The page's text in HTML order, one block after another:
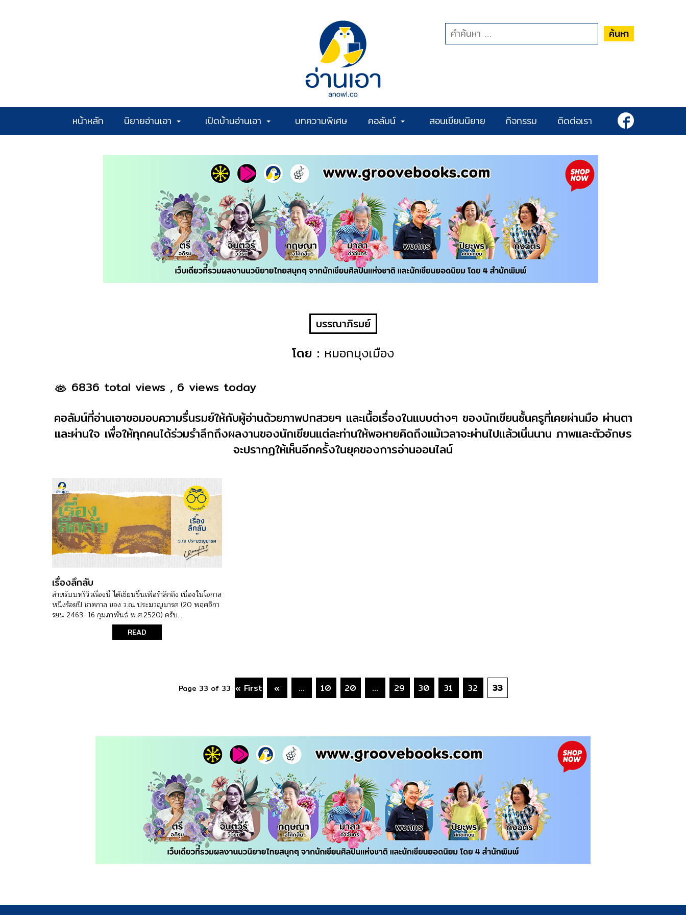
ค้นหา
หน้าหลัก นิยายอ่านเอา เปิดบ้านอ่านเอา บทความพิเศษ คอลัมน์ สอนเขียนนิยาย กิจกรรม ติดต่อเรา
บรรณาภิรมย์
โดย : หมอกมุงเมือง
6836 total views , 6 views today
คอลัมน์ที่อ่านเอาขอมอบความรื่นรมย์ให้กับผู้อ่านด้วยภาพปกสวยๆ และเนื้อเรื่องในแบบต่างๆ ของนักเขียนชั้นครูที่เคยผ่านมือ ผ่านตา
และผ่านใจ เพื่อให้ทุกคนได้ร่วมรำลึกถึงผลงานของนักเขียนแต่ละท่านให้พอหายคิดถึงแม้เวลาจะผ่านไปแล้วเนิ่นนาน ภาพและตัวอักษร
จะปรากฏให้เห็นอีกครั้งในยุคของการอ่านออนไลน์
เรื่องลึกลับ
สำหรับบทรีวิวเรื่องนี้ ได้เขียนขึ้นเพื่อรำลึกถึง เนื่องในโอกาส
หนึ่งร้อยปี ชาตกาล ของ ว.ณ.ประมวญมารค (20 พฤศจิกา
รยน 2463- 16 กุมภาพันธ์ พ.ศ.2520) ครับ...
READ
Page 33 of 33 « First « ... 10 20 ... 29 30 31 32 33